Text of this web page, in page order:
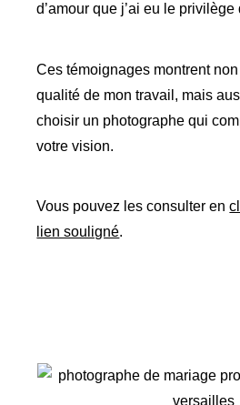
d’amour que j’ai eu le privilège
Ces témoignages montrent
qualité de mon travail, mais
choisir un photographe qui
votre vision.
Vous pouvez les consulter en
lien souligné.